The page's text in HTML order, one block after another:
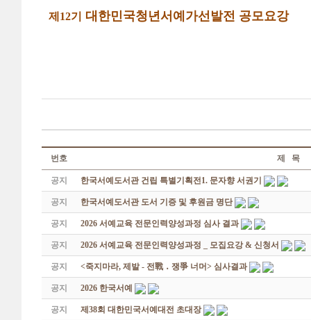
제12기 대한민국청년서예가선발전 공모요강
번호 제 목
공지 한국서예도서관 건립 특별기획전1. 문자향 서권기
공지 한국서예도서관 도서 기증 및 후원금 명단
공지 2026 서예교육 전문인력양성과정 심사 결과
공지 2026 서예교육 전문인력양성과정 _ 모집요강 & 신청서
공지 <죽지마라, 제발 - 전戰 ․ 쟁爭 너머> 심사결과
공지 2026 한국서예
공지 제38회 대한민국서예대전 초대장